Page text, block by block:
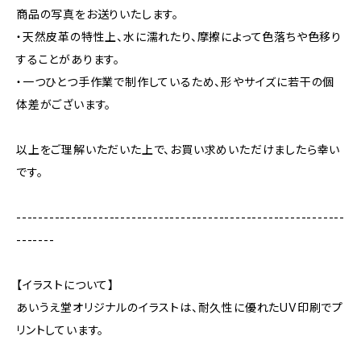
商品の写真をお送りいたします。
・天然皮革の特性上、水に濡れたり、摩擦によって色落ちや色移り
することがあります。
・一つひとつ手作業で制作しているため、形やサイズに若干の個
体差がございます。
以上をご理解いただいた上で、お買い求めいただけましたら幸い
です。
------------------------------------------------------------
-------
【イラストについて】
あいうえ堂オリジナルのイラストは、耐久性に優れたUV印刷でプ
リントしています。